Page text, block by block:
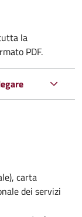
la
PDF.
carta
dei servizi